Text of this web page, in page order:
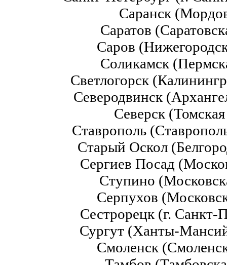
Саранск
Саратов
Саров
Соликамск
Светлогорск
Северодвинск
Северск
Ставрополь
Старый Оскол
Сергиев Посад
Ступино
Серпухов
Сестрорецк (г. Санкт-
Сургут (Ханты-
Смоленск